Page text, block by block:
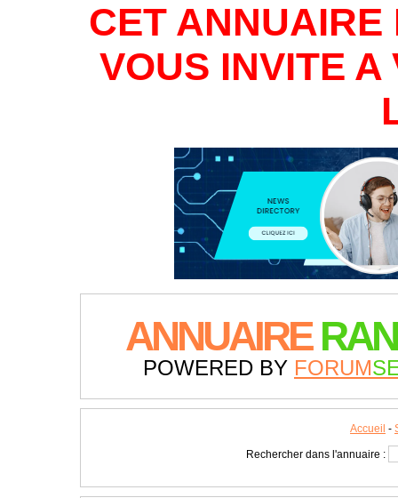
CET
VOUS INVITE A
ANNUAIRE
POWERED BY FORUM
Accueil -
Rechercher dans l'annuaire :